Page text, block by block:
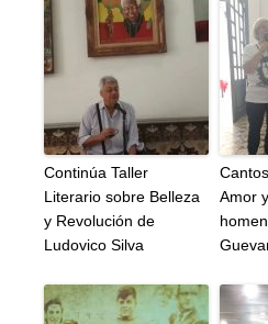
Continúa Taller
Literario sobre Belleza
y Revolución de
Ludovico Silva
Amor